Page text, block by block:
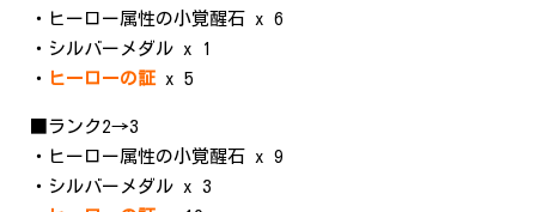
・ヒーロー属性の小覚醒石 x 6
・シルバーメダル x 1
・ ヒーローの証 x 5
■ランク2→3
・ヒーロー属性の小覚醒石 x 9
・シルバーメダル x 3